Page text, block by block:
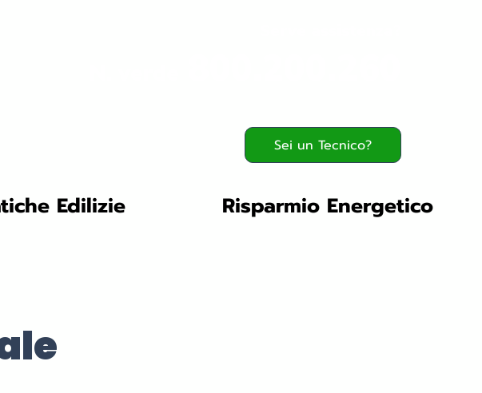
Sei un Tecnico?
Edilizie Risparmio Energetico